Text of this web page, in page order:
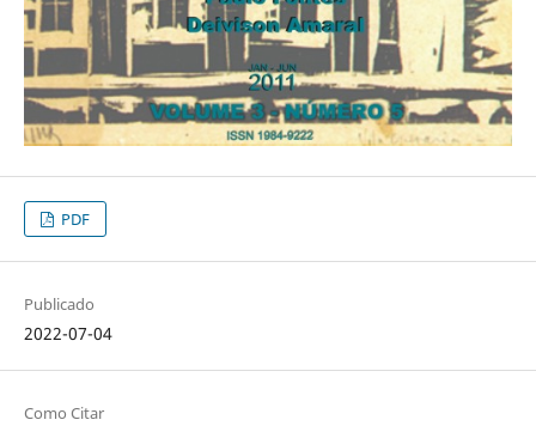
PDF
Publicado
2022-07-04
Como Citar